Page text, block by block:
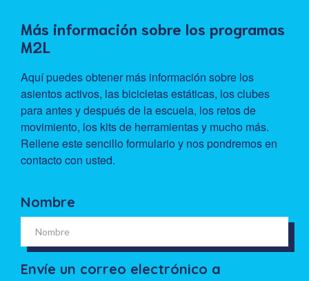
Más información sobre los programas
M2L
Aquí puedes obtener más información sobre los
asientos activos, las bicicletas estáticas, los clubes
para antes y después de la escuela, los retos de
movimiento, los kits de herramientas y mucho más.
Rellene este sencillo formulario y nos pondremos en
contacto con usted.
Nombre
Envíe un correo electrónico a